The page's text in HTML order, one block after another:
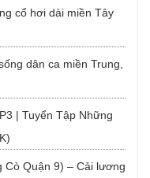
cổ hơi dài miền Tây
dân ca miền Trung,
| Tuyển Tập Những
Cò Quận 9) – Cải lương